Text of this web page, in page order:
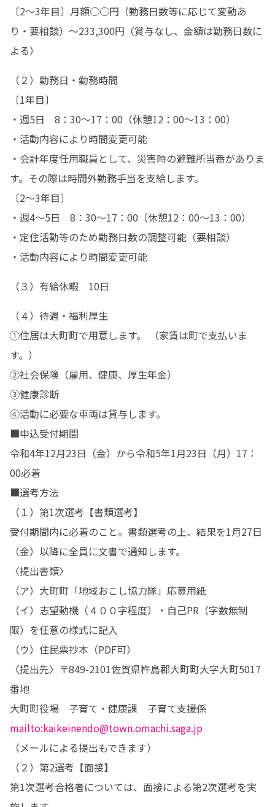
〔2～3年目〕月額○○円（勤務日数等に応じて変動あ
り・要相談）～233,300円（賞与なし、金額は勤務日数に
よる）
（２）勤務日・勤務時間
〔1年目〕
・週5日　8：30～17：00（休憩12：00～13：00）
・活動内容により時間変更可能
・会計年度任用職員として、災害時の避難所当番がありま
す。その際は時間外勤務手当を支給します。
〔2～3年目〕
・週4～5日　8：30～17：00（休憩12：00～13：00）
・定住活動等のため勤務日数の調整可能（要相談）
・活動内容により時間変更可能
（３）有給休暇　10日
（４）待遇・福利厚生
①住居は大町町で用意します。 （家賃は町で支払いま
す。）
②社会保険（雇用、健康、厚生年金）
③健康診断
④活動に必要な車両は貸与します。
■申込受付期間
令和4年12月23日（金）から令和5年1月23日（月）17：
00必着
■選考方法
（１）第1次選考【書類選考】
受付期間内に必着のこと。書類選考の上、結果を1月27日
（金）以降に全員に文書で通知します。
〈提出書類〉
（ア）大町町「地域おこし協力隊」応募用紙
（イ）志望動機（４００字程度）・自己PR（字数無制
限）を任意の様式に記入
（ウ）住民票抄本（PDF可）
〈提出先〉〒849-2101佐賀県杵島郡大町町大字大町5017
番地
mailto:kaikeinendo@town.omachi.saga.jp
（メールによる提出もできます）
（２）第2選考【面接】
第1次選考合格者については、面接による第2次選考を実